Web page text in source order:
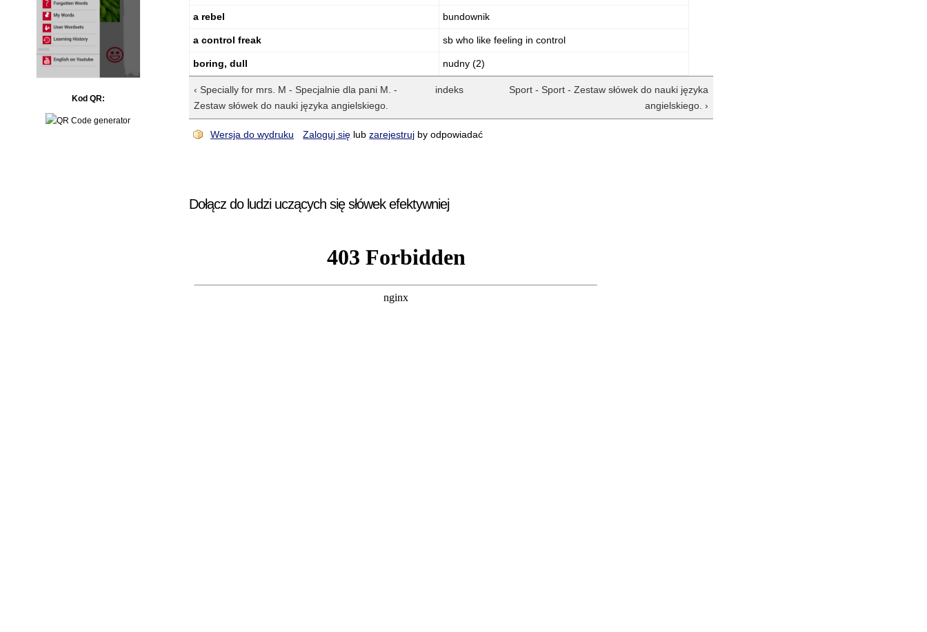
Kod QR:
a rebel bundownik
a control freak sb who like feeling in control
boring, dull nudny (2)
‹ Specially for mrs. M - Specjalnie dla pani M. -
Zestaw słówek do nauki języka angielskiego.
indeks
Sport - Sport - Zestaw słówek do nauki języka
angielskiego. ›
Wersja do wydruku Zaloguj się lubzarejestruj by odpowiadać
Dołącz do ludzi uczących się słówek efektywniej